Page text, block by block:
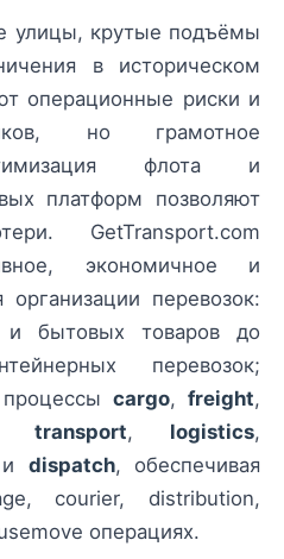
улицы, крутые подъёмы
в историческом
операционные риски и
но грамотное
флота и
платформ позволяют
GetTransport.com
экономичное и
перевозок:
и бытовых товаров до
перевозок;
cargo, freight,
transport, logistics,
и dispatch, обеспечивая
courier, distribution,
операциях.